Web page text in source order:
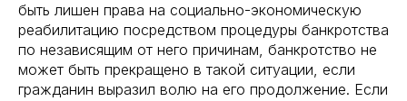
быть лишен права на социально-экономическую
реабилитацию посредством процедуры банкротства
по независящим от него причинам, банкротство не
может быть прекращено в такой ситуации, если
гражданин выразил волю на его продолжение. Если